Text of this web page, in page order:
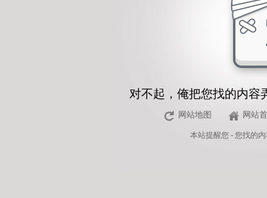
对不起，俺把您找的内容
网站地图 网站
本站提醒您 - 您找的